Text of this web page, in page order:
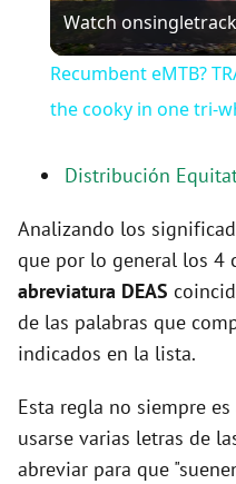
Watch on
Recumbent eMTB?
the cooky in one tri-
Distribución
Analizando los
que por lo general los 4
abreviatura DEAS
de las palabras que
indicados en la lista.
Esta regla no siempre
usarse varias letras de
abreviar para que